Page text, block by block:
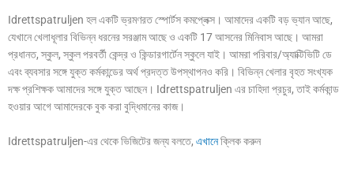
Idrettspatruljen হল একটি ভ্রমণরত স্পোর্টস কমপ্লেক্স। আমাদের একটি বড় ভ্যান আছে,
যেখানে খেলাধূলার বিভিন্ন ধরনের সরঞ্জাম আছে ও একটি 17 আসনের মিনিবাস আছে। আমরা
প্রধানত, স্কুল, স্কুল পরবর্তী কেন্দ্র ও কিন্ডারগার্টেন স্কুলে যাই। আমরা পরিবার/অ্যাক্টিভিটি ডে
এবং ব্যবসার সঙ্গে যুক্ত কর্মকান্ডের অর্থ প্রদত্ত উপস্থাপনও করি। বিভিন্ন খেলার বৃহত সংখ্যক
দক্ষ প্রশিক্ষক আমাদের সঙ্গে যুক্ত আছেন। Idrettspatruljen এর চাহিদা প্রচুর, তাই কর্মকান্ড
হওয়ার আগে আমাদেরকে বুক করা বুদ্ধিমানের কাজ।
Idrettspatruljen-এর থেকে ভিজিটের জন্য বলতে, এখানেক্লিক করুন